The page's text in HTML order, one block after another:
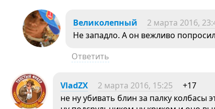
Великолепный 2 марта 2016,
Не западло. А он вежливо
Ответить
VladZX 2 марта 2016, 15:25
+17
не ну убивать блин за палку колбасы